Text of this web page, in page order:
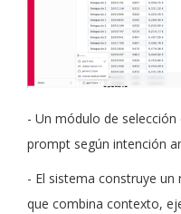
- Un módulo de
prompt según intención
- El sistema construye un
que combina contexto,